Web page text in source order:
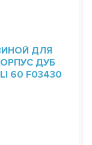
ДЛЯ
ДУБ
60 F03430